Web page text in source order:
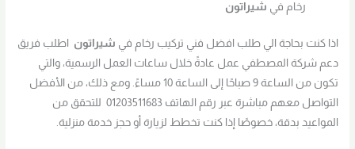
رخام في شيراتون
اذا كنت بحاجة الي طلب افضل فني تركيب رخام في شيراتون اطلب فريق
دعم شركة المصطفي عمل عادةً خلال ساعات العمل الرسمية، والتي
تكون من الساعة 9 صباحًا إلى الساعة 10 مساءً. ومع ذلك، من الأفضل
التواصل معهم مباشرة عبر رقم الهاتف 01203511683 للتحقق من
المواعيد بدقة، خصوصًا إذا كنت تخطط لزيارة أو حجز خدمة منزلية.